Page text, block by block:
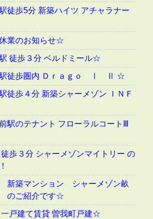
徒歩5分 新築ハイツ アチャラナー
業のお知らせ☆
徒歩３分 ベルドミール☆
駅徒歩圏内 Ｄｒａｇｏ Ⅰ Ⅱ ☆
徒歩４分 新築シャーメゾン ＩＮＦ
駅のテナント フローラルコートⅢ
歩３分 シャーメゾンマイトリー の
新築マンション シャーメゾン畝
ご紹介です☆
戸建て賃貸 曽我町戸建☆